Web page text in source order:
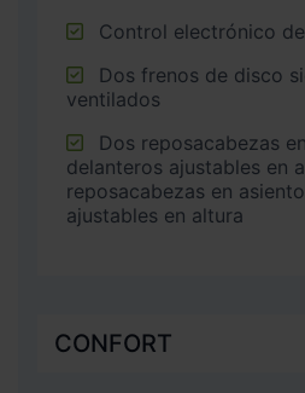
Control electrónico
ventilados
delanteros ajustables en
reposacabezas en
ajustables en altura
CONFORT